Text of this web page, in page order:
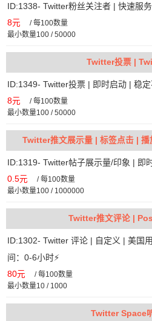
ID:1338- Twitter粉丝关注者 | 快速服
8元 /每100数量
最小数量100 / 50000
Twitter投票 |
ID:1349- Twitter投票 | 即时启动 | 稳
8元 /每100数量
最小数量100 / 50000
Twitter推文展示量 | 标签点击 |
ID:1319- Twitter帖子展示量/印象 | 即
0.5元 /每100数量
最小数量100 / 1000000
Twitter推文评论 |
ID:1302- Twitter 评论 | 自定义 | 美国
间：0-6小时⚡️
80元 /每100数量
最小数量10 / 1000
Twitter Space